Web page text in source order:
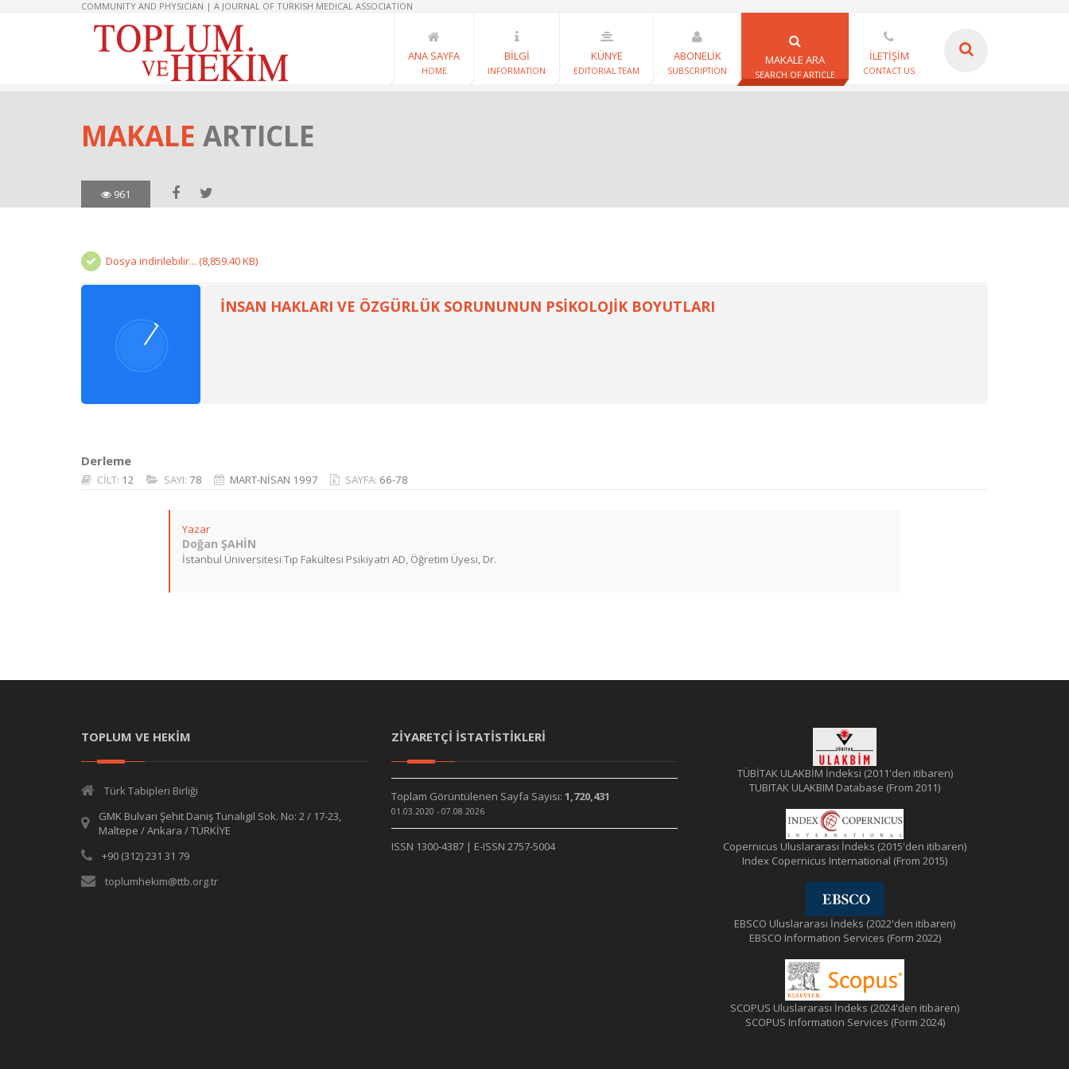
COMMUNITY AND PHYSICIAN | A JOURNAL OF TURKISH MEDICAL ASSOCIATION
ANA SAYFA
HOME
BİLGİ
INFORMATION
KÜNYE
EDITORIAL TEAM
ABONELİK
SUBSCRIPTION
MAKALE ARA
SEARCH OF ARTICLE
İLETİŞİM
CONTACT US
MAKALE ARTICLE
961
Dosya indirilebilir... (8,859.40 KB)
İNSAN HAKLARI VE ÖZGÜRLÜK SORUNUNUN PSİKOLOJİK BOYUTLARI
Derleme
CİLT: 12 SAYI: 78 MART-NİSAN 1997 SAYFA: 66-78
Yazar
Doğan ŞAHİN
İstanbul Üniversitesi Tıp Fakültesi Psikiyatri AD, Öğretim Üyesi, Dr.
TOPLUM VE HEKİM
Türk Tabipleri Birliği
GMK Bulvarı Şehit Daniş Tunalıgil Sok. No: 2 / 17-23,
Maltepe / Ankara / TÜRKİYE
+90 (312) 231 31 79
toplumhekim@ttb.org.tr
ZİYARETÇİ İSTATİSTİKLERİ
Toplam Görüntülenen Sayfa Sayısı: 1,720,431
01.03.2020 - 07.08.2026
ISSN 1300-4387 | E-ISSN 2757-5004
TÜBİTAK ULAKBİM İndeksi (2011'den itibaren)
TUBITAK ULAKBIM Database (From 2011)
Copernicus Uluslararası İndeks (2015'den itibaren)
Index Copernicus International (From 2015)
EBSCO Uluslararası İndeks (2022'den itibaren)
EBSCO Information Services (Form 2022)
SCOPUS Uluslararası İndeks (2024'den itibaren)
SCOPUS Information Services (Form 2024)